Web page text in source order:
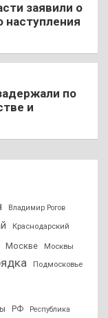
заявили о
по
и
Владимир Рогов
Краснодарский
Москве Москвы
Подмосковье
РФ Республика